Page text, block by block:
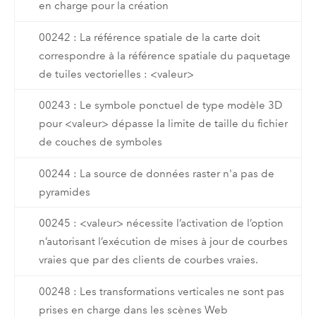
en charge pour la création
00242 : La référence spatiale de la carte doit
correspondre à la référence spatiale du paquetage
de tuiles vectorielles : <valeur>
00243 : Le symbole ponctuel de type modèle 3D
pour <valeur> dépasse la limite de taille du fichier
de couches de symboles
00244 : La source de données raster n'a pas de
pyramides
00245 : <valeur> nécessite l’activation de l’option
n’autorisant l’exécution de mises à jour de courbes
vraies que par des clients de courbes vraies.
00248 : Les transformations verticales ne sont pas
prises en charge dans les scènes Web